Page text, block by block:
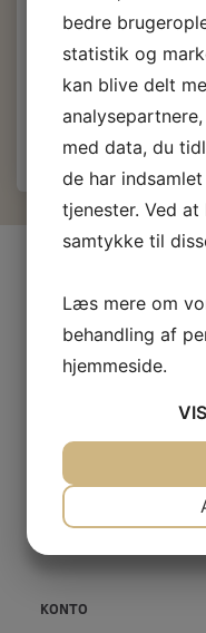
80,00 DKKm/Moms
Du sparer: 15,00 DKK
Firma profil
Kontakt os
Prof-Kunde
Fortrydelsesret
Privatliv- og cookiepolitik
Fortrolighed
KONTO
bedre
statistik og
kan blive delt
med data, du
de har
tjenester. Ved
samtykke til
Læs mere om
behandling af
hjemmeside.
VIS